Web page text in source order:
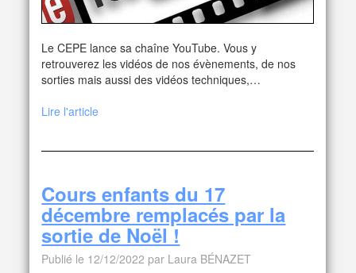
Le CEPE lance sa chaîne YouTube. Vous y
retrouverez les vidéos de nos évènements, de nos
sorties mais aussi des vidéos techniques,…
Lire l'article
Cours enfants du 17
décembre remplacés par la
sortie de Noël !
Publié le 12/12/2022 par Laura BÉNAZET